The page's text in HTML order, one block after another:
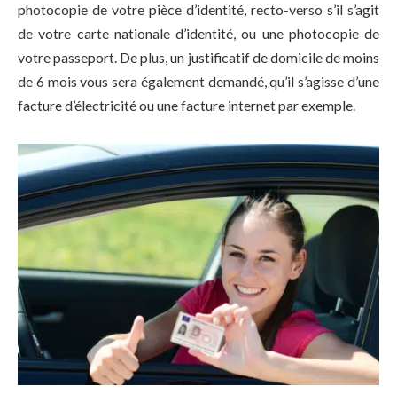
photocopie de votre pièce d’identité, recto-verso s’il s’agit
de votre carte nationale d’identité, ou une photocopie de
votre passeport. De plus, un justificatif de domicile de moins
de 6 mois vous sera également demandé, qu’il s’agisse d’une
facture d’électricité ou une facture internet par exemple.